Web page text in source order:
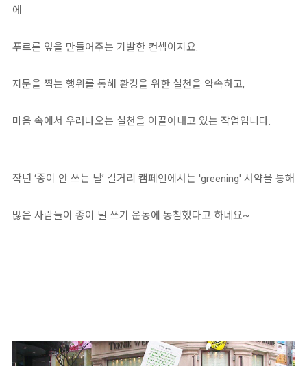
에
푸르른 잎을 만들어주는 기발한 컨셉이지요.
지문을 찍는 행위를 통해 환경을 위한 실천을 약속하고,
마음 속에서 우러나오는 실천을 이끌어내고 있는 작업입니다.
작년 ‘종이 안 쓰는 날’ 길거리 캠페인에서는 'greening' 서약을 통해
많은 사람들이 종이 덜 쓰기 운동에 동참했다고 하네요~